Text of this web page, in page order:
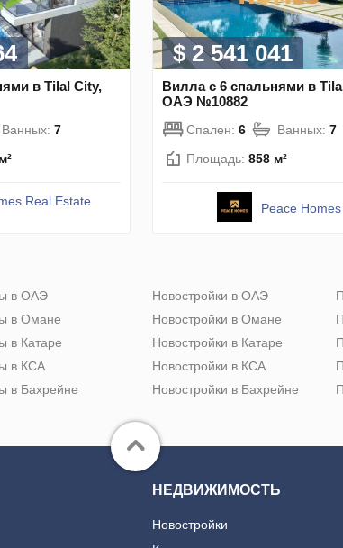
в Tilal City,
Ванных: 7
Real Estate
$ 2 541 041
Вилла с 6 спальнями в
ОАЭ №10882
Спален: 6 Ванных: 7
Площадь: 858 м²
Peace Homes
в ОАЭ
в Омане
в Катаре
в КСА
в Бахрейне
Новостройки в ОАЭ
Новостройки в Омане
Новостройки в Катаре
Новостройки в КСА
Новостройки в Бахрейне
НЕДВИЖИМОСТЬ
Новостройки